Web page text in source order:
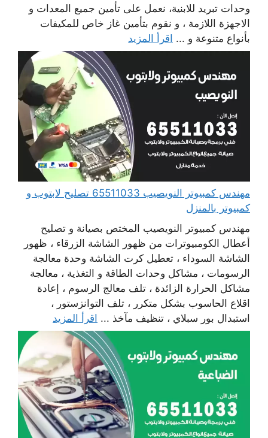
وحدات تبريد للابنية، نعمل على تأمين جميع المعدات و
الاجهزة اللازمة ، و نقوم بتأمين غاز خاص للمكيفات
بأنواع متنوعة و ... اقرأ المزيد
مهندس كمبيوتر النويصيب 65511033 تصليح لابتوب و
كمبيوتر بالمنزل
مهندس كمبيوتر النويصيب المختص بصيانة و تصليح
أعطال الكومبيوترات من ظهور الشاشة الزرقاء ، ظهور
الشاشة السوداء ، تعطيل كرت الشاشة وحدة معالجة
الرسومات ، مشاكل وحدات الطاقة و التغذية ، معالجة
مشاكل الحرارة الزائدة ، تلف معالج الرسوم ، إعادة
اقلاع الحاسوب بشكل متكرر ، تلف التوانزستور ،
استبدال بور سبلاي ، تنظيف مآخذ ... اقرأ المزيد